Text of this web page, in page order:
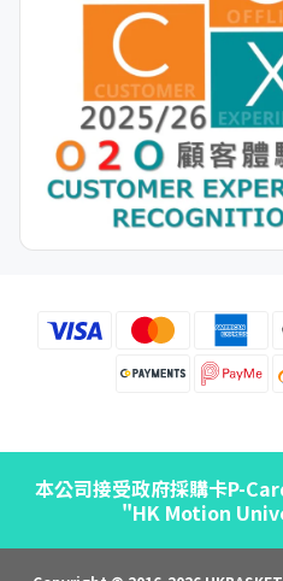
本公司接受政府採購卡P-
"HK Motion